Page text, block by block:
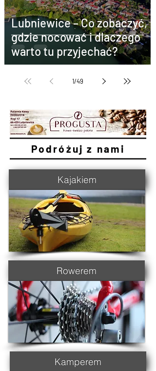
Lubniewice – Co zobaczyć,
gdzie nocować i dlaczego
warto tu przyjechać?
1/49
Podróżuj z nami
Kajakiem
Rowerem
Kamperem